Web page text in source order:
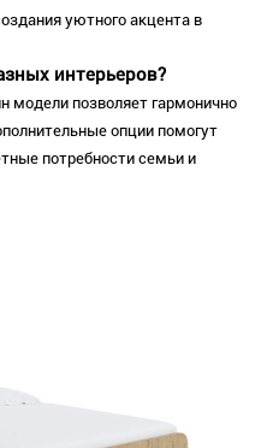
уютного акцента в
интерьеров?
модели позволяет гармонично
опции помогут
потребности семьи и